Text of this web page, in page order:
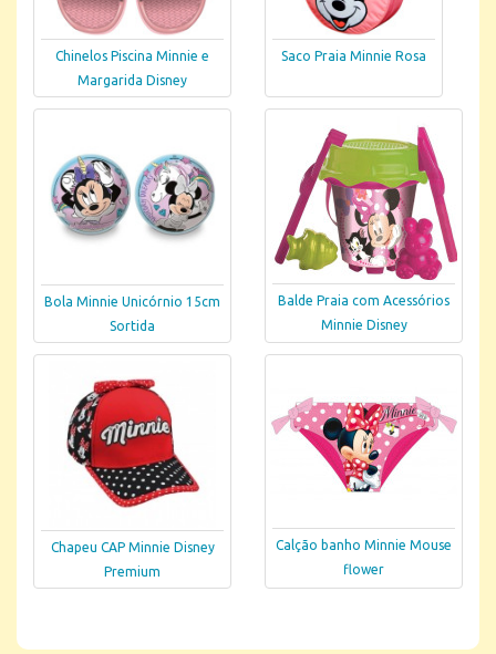
Chinelos Piscina Minnie e
Margarida Disney
Saco Praia Minnie Rosa
Bola Minnie Unicórnio 15cm
Sortida
Balde Praia com Acessórios
Minnie Disney
Chapeu CAP Minnie Disney
Premium
Calção banho Minnie Mouse
flower